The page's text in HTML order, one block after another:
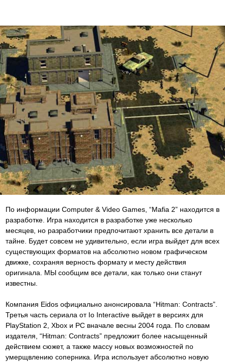
По информации Computer & Video Games, “Mafia 2” находится в
разработке. Игра находится в разработке уже несколько
месяцев, но разработчики предпочитают хранить все детали в
тайне. Будет совсем не удивительно, если игра выйдет для всех
существующих форматов на абсолютно новом графическом
движке, сохраняя верность формату и месту действия
оригинала. МЫ сообщим все детали, как только они станут
известны.
Компания Eidos официально анонсировала “Hitman: Contracts”.
Третья часть сериала от Io Interactive выйдет в версиях для
PlayStation 2, Xbox и PC вначале весны 2004 года. По словам
издателя, “Hitman: Contracts” предложит более насыщенный
действием сюжет, а также массу новых возможностей по
умерщвлению соперника. Игра использует абсолютно новую